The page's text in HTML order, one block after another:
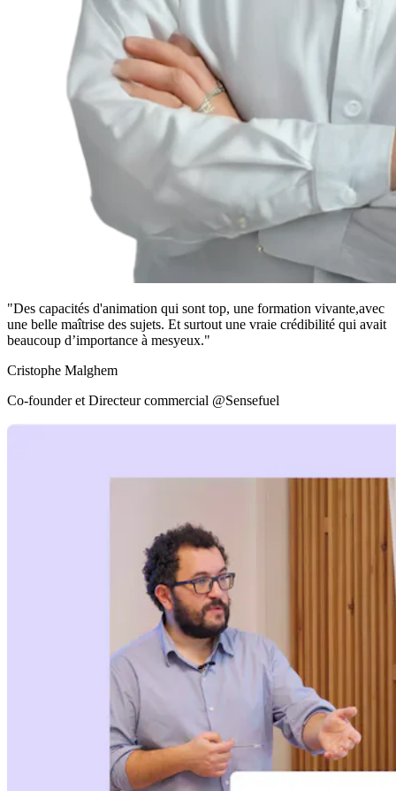
"Des capacités d'animation qui sont top, une formation vivante,avec
une belle maîtrise des sujets. Et surtout une vraie crédibilité qui avait
beaucoup d’importance à mesyeux."
Cristophe Malghem
Co-founder et Directeur commercial @Sensefuel